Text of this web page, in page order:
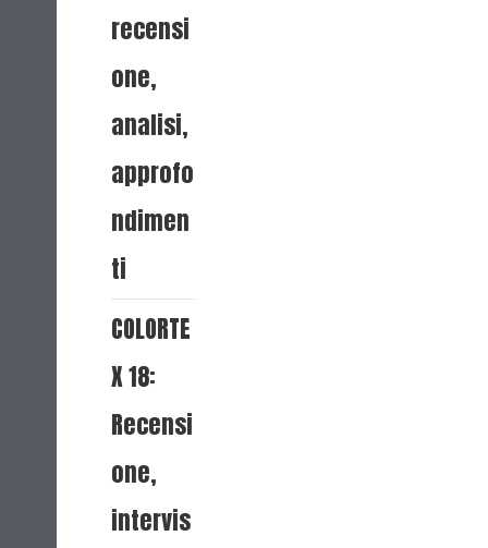
recensi
one,
analisi,
approfo
ndimen
ti
COLORTE
X 18:
Recensi
one,
intervis